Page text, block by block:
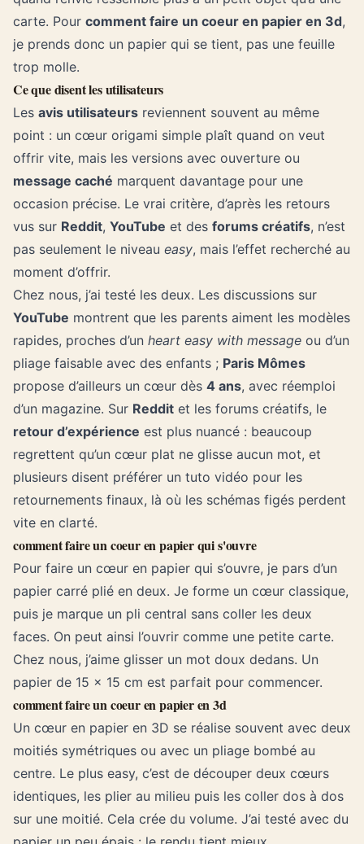
carte. Pour comment faire un coeur en papier en 3d,
je prends donc un papier qui se tient, pas une feuille
trop molle.
Ce que disent les utilisateurs
Les avis utilisateurs reviennent souvent au même
point : un cœur origami simple plaît quand on veut
offrir vite, mais les versions avec ouverture ou
message caché marquent davantage pour une
occasion précise. Le vrai critère, d’après les retours
vus sur Reddit, YouTube et des forums créatifs, n’est
pas seulement le niveau easy, mais l’effet recherché au
moment d’offrir.
Chez nous, j’ai testé les deux. Les discussions sur
YouTube montrent que les parents aiment les modèles
rapides, proches d’un heart easy with message ou d’un
pliage faisable avec des enfants ; Paris Mômes
propose d’ailleurs un cœur dès 4 ans, avec réemploi
d’un magazine. Sur Reddit et les forums créatifs, le
retour d’expérience est plus nuancé : beaucoup
regrettent qu’un cœur plat ne glisse aucun mot, et
plusieurs disent préférer un tuto vidéo pour les
retournements finaux, là où les schémas figés perdent
vite en clarté.
comment faire un coeur en papier qui s'ouvre
Pour faire un cœur en papier qui s’ouvre, je pars d’un
papier carré plié en deux. Je forme un cœur classique,
puis je marque un pli central sans coller les deux
faces. On peut ainsi l’ouvrir comme une petite carte.
Chez nous, j’aime glisser un mot doux dedans. Un
papier de 15 x 15 cm est parfait pour commencer.
comment faire un coeur en papier en 3d
Un cœur en papier en 3D se réalise souvent avec deux
moitiés symétriques ou avec un pliage bombé au
centre. Le plus easy, c’est de découper deux cœurs
identiques, les plier au milieu puis les coller dos à dos
sur une moitié. Cela crée du volume. J’ai testé avec du